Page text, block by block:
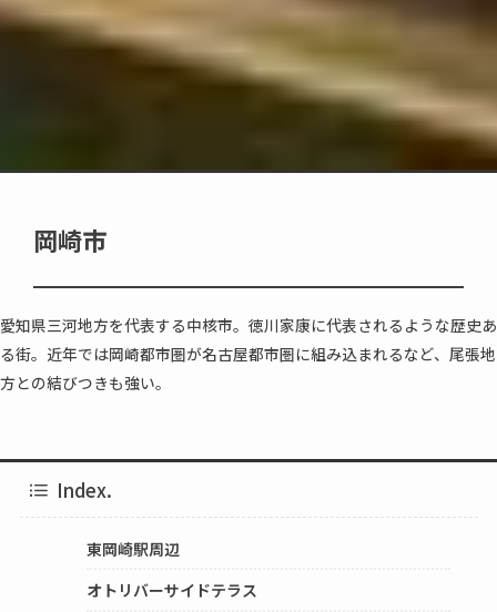
岡崎市
愛知県三河地方を代表する中核市。徳川家康に代表されるような歴史あ
る街。近年では岡崎都市圏が名古屋都市圏に組み込まれるなど、尾張地
方との結びつきも強い。
Index.
東岡崎駅周辺
オトリバーサイドテラス